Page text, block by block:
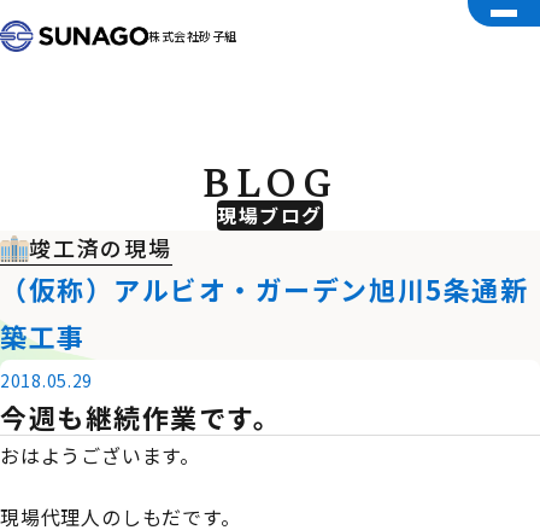
株式会社砂子組
現場ブログ
BLOG
竣工済の現場
（仮称）アルビオ・ガーデン旭川5条通新
築工事
2018.05.29
今週も継続作業です。
おはようございます。
現場代理人のしもだです。